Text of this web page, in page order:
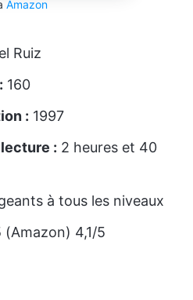
Amazon
Ruiz
160
: 1997
: 2 heures et 40
à tous les niveaux
(Amazon) 4,1/5